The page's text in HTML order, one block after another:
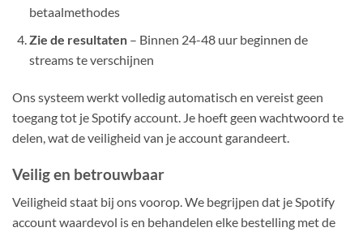
betaalmethodes
Zie de resultaten– Binnen 24-48 uur beginnen de
streams te verschijnen
Ons systeem werkt volledig automatisch en vereist geen
toegang tot je Spotify account. Je hoeft geen wachtwoord te
delen, wat de veiligheid van je account garandeert.
Veilig en betrouwbaar
Veiligheid staat bij ons voorop. We begrijpen dat je Spotify
account waardevol is en behandelen elke bestelling met de